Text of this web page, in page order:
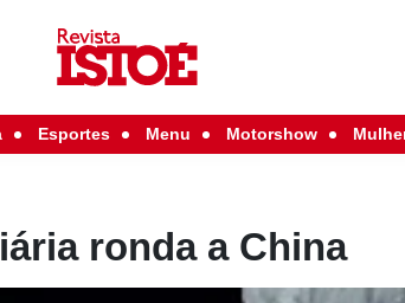
Esportes Menu Motorshow
ronda a China